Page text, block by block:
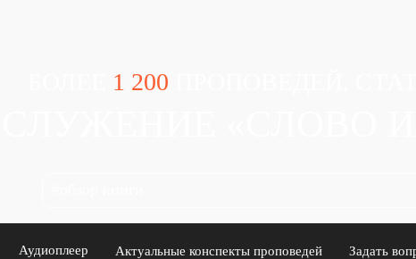
1 200
Аудиоплеер Актуальные конспекты проповедей Задать